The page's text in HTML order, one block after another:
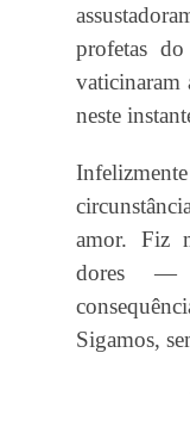
profetas
vaticinaram
neste
amor. Fiz
dores —
Sigamos,